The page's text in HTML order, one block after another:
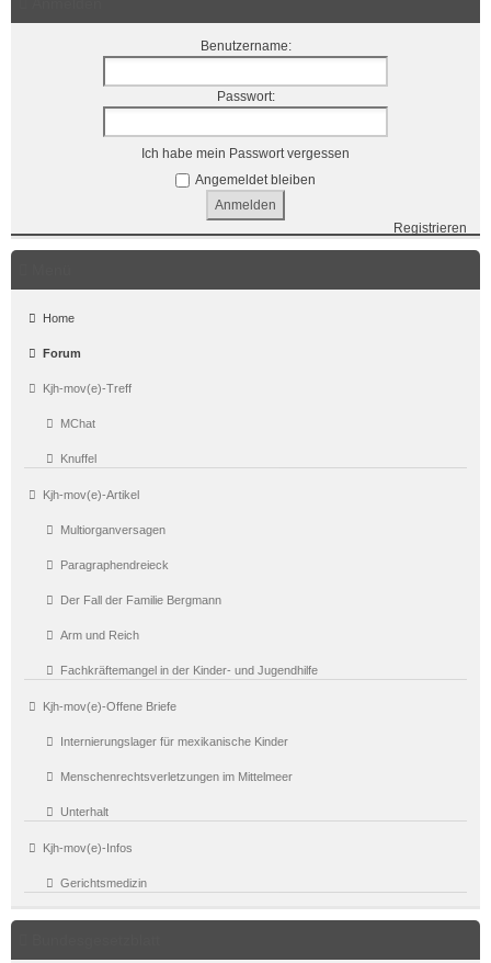
Benutzername:
Passwort:
Ich habe mein Passwort vergessen
Angemeldet bleiben
Registrieren
Home
Forum
Kjh-mov(e)-Treff
MChat
Knuffel
Kjh-mov(e)-Artikel
Multiorganversagen
Paragraphendreieck
Der Fall der Familie Bergmann
Arm und Reich
Fachkräftemangel in der Kinder- und Jugendhilfe
Kjh-mov(e)-Offene Briefe
Internierungslager für mexikanische Kinder
Menschenrechtsverletzungen im Mittelmeer
Unterhalt
Kjh-mov(e)-Infos
Gerichtsmedizin